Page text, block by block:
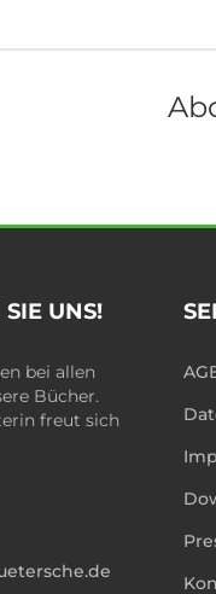
SIE UNS!
bei allen
Bücher.
freut sich